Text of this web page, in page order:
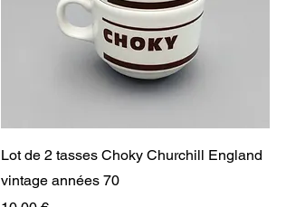
Aperçu rapide
Lot de 2 tasses Choky Churchill England
vintage années 70